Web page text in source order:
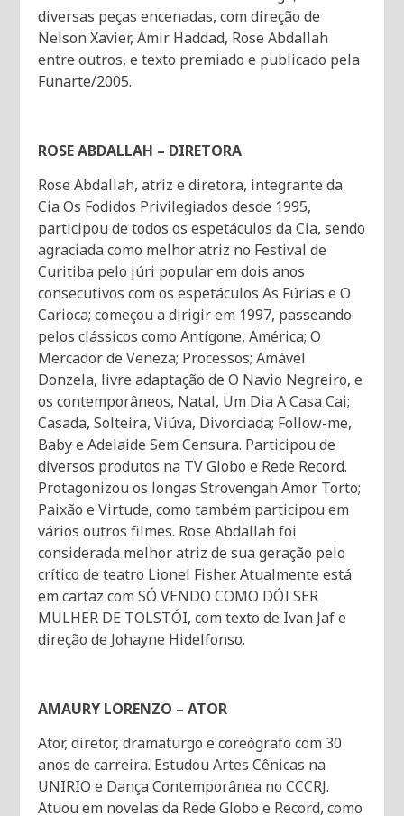
diversas peças encenadas, com direção de
Nelson Xavier, Amir Haddad, Rose Abdallah
entre outros, e texto premiado e publicado pela
Funarte/2005.
ROSE ABDALLAH – DIRETORA
Rose Abdallah, atriz e diretora, integrante da
Cia Os Fodidos Privilegiados desde 1995,
participou de todos os espetáculos da Cia, sendo
agraciada como melhor atriz no Festival de
Curitiba pelo júri popular em dois anos
consecutivos com os espetáculos As Fúrias e O
Carioca; começou a dirigir em 1997, passeando
pelos clássicos como Antígone, América; O
Mercador de Veneza; Processos; Amável
Donzela, livre adaptação de O Navio Negreiro, e
os contemporâneos, Natal, Um Dia A Casa Cai;
Casada, Solteira, Viúva, Divorciada; Follow-me,
Baby e Adelaide Sem Censura. Participou de
diversos produtos na TV Globo e Rede Record.
Protagonizou os longas Strovengah Amor Torto;
Paixão e Virtude, como também participou em
vários outros filmes. Rose Abdallah foi
considerada melhor atriz de sua geração pelo
crítico de teatro Lionel Fisher. Atualmente está
em cartaz com SÓ VENDO COMO DÓI SER
MULHER DE TOLSTÓI, com texto de Ivan Jaf e
direção de Johayne Hidelfonso.
AMAURY LORENZO – ATOR
Ator, diretor, dramaturgo e coreógrafo com 30
anos de carreira. Estudou Artes Cênicas na
UNIRIO e Dança Contemporânea no CCCRJ.
Atuou em novelas da Rede Globo e Record, como